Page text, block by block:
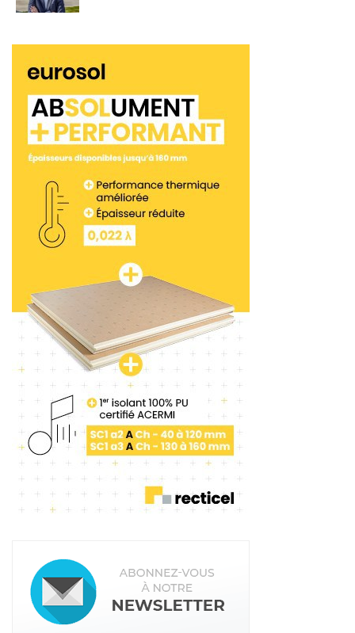
atteindre le 54e étage
Hugo Morgado est le nouveau vice-président. Il est
aussi le Pdg de Multipompage. Il succède à Jean-
Marie Modica, directeur régional Cemex pour la
Sud de la France, qui n’a pas reconduit son
mandat. En effet, Jean-Marie Modica a été élu
président du Syndicat national du béton prêt à
l’emploi (SNBPE), pour un mandat de trois ans.
Six délégués régionaux
du SNPB
Julien Laverrière occupe la fonction de secrétaire. Il
est par ailleurs directeur général de Cemex
Provence. Et Jérôme Gaillard a été élu trésorier. Il
est aussi chargé de développement de la
performance logistique chez Lafarge.
Pour toutes ses actions d’information et de
promotion, cette nouvelle gouvernance du SNBP
pourra s’appuyer sur l’ensemble des adhérents du
syndicat. Mais aussi sur l’équipe des délégués
permanents. A savoir : Caroline Bégué (secrétaire
générale du SNBPE et déléguée régionale Ile-de-
Pierre-Antoine d’Argento (délégué régional
Auvergne – Rhône-Alpes), Marion Martinez
(déléguée régionale Sud-Est). Sans oublier, Agnès
Meurot (déléguée régionale Hauts-de-France et